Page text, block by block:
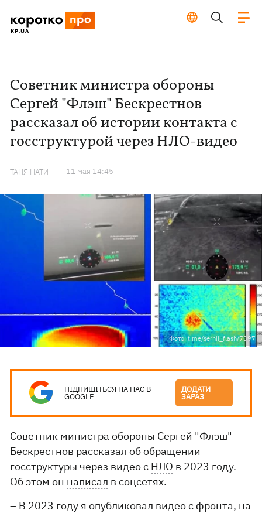
Советник министра обороны
Сергей "Флэш" Бескрестнов
рассказал об истории контакта с
госструктурой через НЛО-видео
ТАНЯ НАТИ 11 мая 14:45
Фото: t.me/serhii_flash/7397
ПІДПИШІТЬСЯ НА НАС В
GOOGLE
ДОДАТИ
ЗАРАЗ
Советник министра обороны Сергей "Флэш"
Бескрестнов рассказал об обращении
госструктуры через видео с НЛО в 2023 году.
Об этом он написал в соцсетях.
– В 2023 году я опубликовал видео с фронта, на